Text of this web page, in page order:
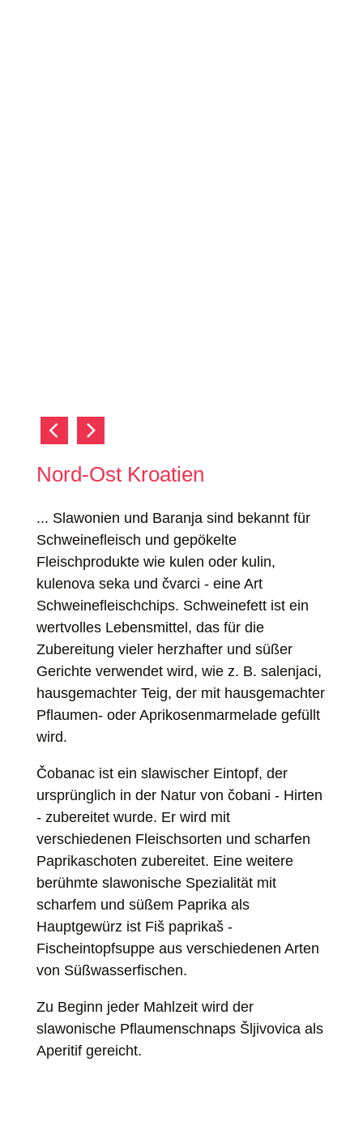
Nord-Ost Kroatien
... Slawonien und Baranja sind bekannt für
Schweinefleisch und gepökelte
Fleischprodukte wie kulen oder kulin,
kulenova seka und čvarci - eine Art
Schweinefleischchips. Schweinefett ist ein
wertvolles Lebensmittel, das für die
Zubereitung vieler herzhafter und süßer
Gerichte verwendet wird, wie z. B. salenjaci,
hausgemachter Teig, der mit hausgemachter
Pflaumen- oder Aprikosenmarmelade gefüllt
wird.
Čobanac ist ein slawischer Eintopf, der
ursprünglich in der Natur von čobani - Hirten
- zubereitet wurde. Er wird mit
verschiedenen Fleischsorten und scharfen
Paprikaschoten zubereitet. Eine weitere
berühmte slawonische Spezialität mit
scharfem und süßem Paprika als
Hauptgewürz ist Fiš paprikaš -
Fischeintopfsuppe aus verschiedenen Arten
von Süßwasserfischen.
Zu Beginn jeder Mahlzeit wird der
slawonische Pflaumenschnaps Šljivovica als
Aperitif gereicht.